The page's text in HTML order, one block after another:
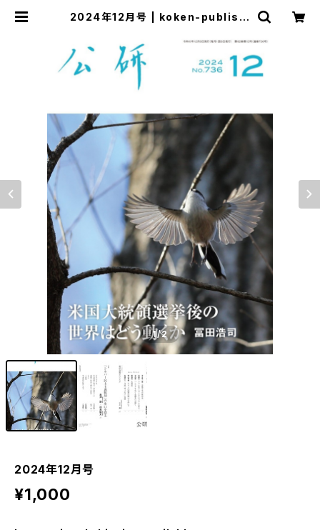
2024年12月号 | koken-publishi
1/2
2024年12月号
¥1,000